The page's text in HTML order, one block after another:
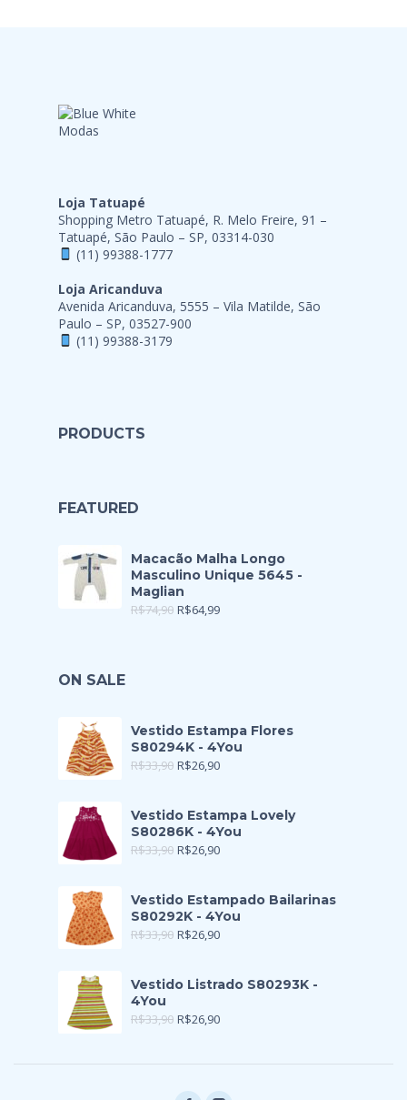
Loja Tatuapé
Shopping Metro Tatuapé, R. Melo Freire, 91 –
Tatuapé, São Paulo – SP, 03314-030
(11) 99388-1777
Loja Aricanduva
Avenida Aricanduva, 5555 – Vila Matilde, São
Paulo – SP, 03527-900
(11) 99388-3179
PRODUCTS
FEATURED
Macacão Malha Longo
Masculino Unique 5645 -
Maglian
R$74,90 R$64,99
ON SALE
Vestido Estampa Flores
S80294K - 4You
R$33,90 R$26,90
Vestido Estampa Lovely
S80286K - 4You
R$33,90 R$26,90
Vestido Estampado Bailarinas
S80292K - 4You
R$33,90 R$26,90
Vestido Listrado S80293K -
4You
R$33,90 R$26,90